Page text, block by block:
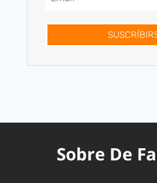
Sobre De